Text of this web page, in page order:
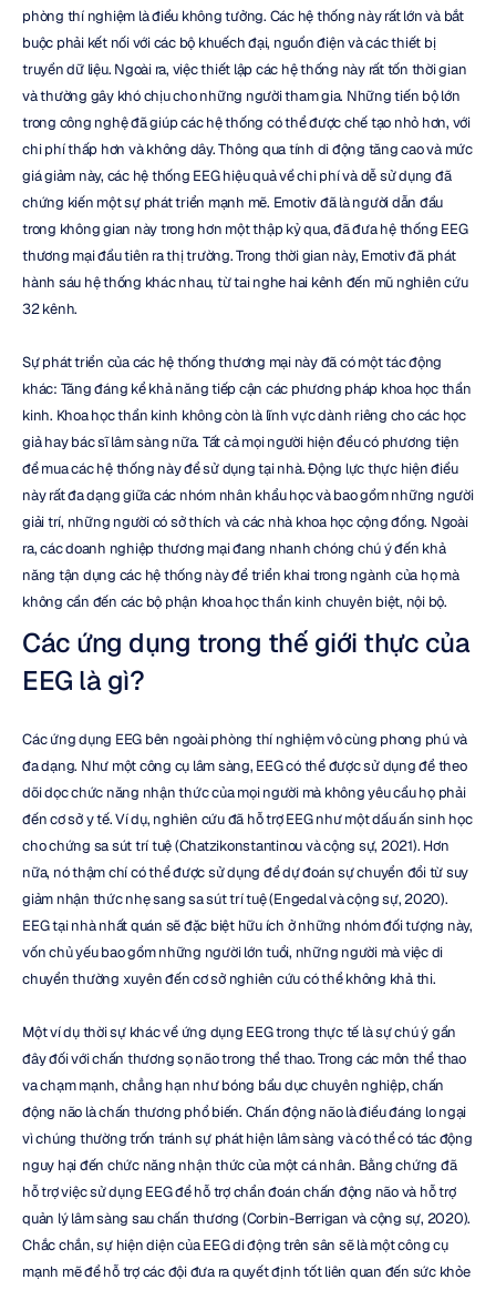
phòng thí nghiệm là điều không tưởng. Các hệ thống này rất lớn và bắt
buộc phải kết nối với các bộ khuếch đại, nguồn điện và các thiết bị
truyền dữ liệu. Ngoài ra, việc thiết lập các hệ thống này rất tốn thời gian
và thường gây khó chịu cho những người tham gia. Những tiến bộ lớn
trong công nghệ đã giúp các hệ thống có thể được chế tạo nhỏ hơn, với
chi phí thấp hơn và không dây. Thông qua tính di động tăng cao và mức
giá giảm này, các hệ thống EEG hiệu quả về chi phí và dễ sử dụng đã
chứng kiến một sự phát triển mạnh mẽ. Emotiv đã là người dẫn đầu
trong không gian này trong hơn một thập kỷ qua, đã đưa hệ thống EEG
thương mại đầu tiên ra thị trường. Trong thời gian này, Emotiv đã phát
hành sáu hệ thống khác nhau, từ tai nghe hai kênh đến mũ nghiên cứu
32 kênh.
Sự phát triển của các hệ thống thương mại này đã có một tác động
khác: Tăng đáng kể khả năng tiếp cận các phương pháp khoa học thần
kinh. Khoa học thần kinh không còn là lĩnh vực dành riêng cho các học
giả hay bác sĩ lâm sàng nữa. Tất cả mọi người hiện đều có phương tiện
để mua các hệ thống này để sử dụng tại nhà. Động lực thực hiện điều
này rất đa dạng giữa các nhóm nhân khẩu học và bao gồm những người
giải trí, những người có sở thích và các nhà khoa học cộng đồng. Ngoài
ra, các doanh nghiệp thương mại đang nhanh chóng chú ý đến khả
năng tận dụng các hệ thống này để triển khai trong ngành của họ mà
không cần đến các bộ phận khoa học thần kinh chuyên biệt, nội bộ.
Các ứng dụng trong thế giới thực của
EEG là gì?
Các ứng dụng EEG bên ngoài phòng thí nghiệm vô cùng phong phú và
đa dạng. Như một công cụ lâm sàng, EEG có thể được sử dụng để theo
dõi dọc chức năng nhận thức của mọi người mà không yêu cầu họ phải
đến cơ sở y tế. Ví dụ, nghiên cứu đã hỗ trợ EEG như một dấu ấn sinh học
cho chứng sa sút trí tuệ (Chatzikonstantinou và cộng sự, 2021). Hơn
nữa, nó thậm chí có thể được sử dụng để dự đoán sự chuyển đổi từ suy
giảm nhận thức nhẹ sang sa sút trí tuệ (Engedal và cộng sự, 2020).
EEG tại nhà nhất quán sẽ đặc biệt hữu ích ở những nhóm đối tượng này,
vốn chủ yếu bao gồm những người lớn tuổi, những người mà việc di
chuyển thường xuyên đến cơ sở nghiên cứu có thể không khả thi.
Một ví dụ thời sự khác về ứng dụng EEG trong thực tế là sự chú ý gần
đây đối với chấn thương sọ não trong thể thao. Trong các môn thể thao
va chạm mạnh, chẳng hạn như bóng bầu dục chuyên nghiệp, chấn
động não là chấn thương phổ biến. Chấn động não là điều đáng lo ngại
vì chúng thường trốn tránh sự phát hiện lâm sàng và có thể có tác động
nguy hại đến chức năng nhận thức của một cá nhân. Bằng chứng đã
hỗ trợ việc sử dụng EEG để hỗ trợ chẩn đoán chấn động não và hỗ trợ
quản lý lâm sàng sau chấn thương (Corbin-Berrigan và cộng sự, 2020).
Chắc chắn, sự hiện diện của EEG di động trên sân sẽ là một công cụ
mạnh mẽ để hỗ trợ các đội đưa ra quyết định tốt liên quan đến sức khỏe